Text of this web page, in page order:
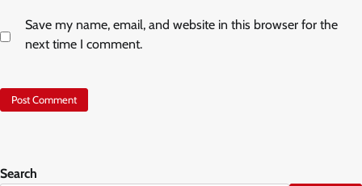
Save my name, email, and website in this browser for the
next time I comment.
Search